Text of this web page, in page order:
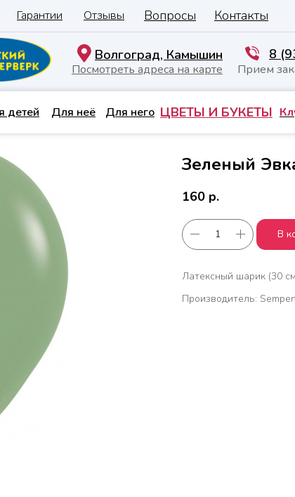
Гарантии Отзывы Вопросы
8
Прием
Волгоград, Камышин
детей Для неё ЦВЕТЫ И БУКЕТЫ
Для него
Контакты
Посмотреть адреса на карте
Зеленый
160 р.
В
Латексный шарик (30
Производитель: